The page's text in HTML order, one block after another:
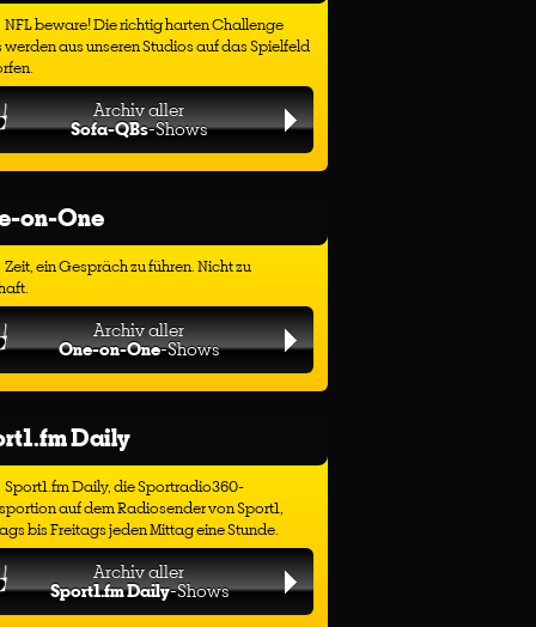
NFL beware! Die richtig harten Challenge
werden aus unseren Studios auf das Spielfeld
Archiv aller
Sofa-QBs-Shows
on-One
Zeit, ein Gespräch zu führen. Nicht zu
Archiv aller
One-on-One-Shows
Daily
Sport1.fm Daily, die Sportradio360-
auf dem Radiosender von Sport1,
bis Freitags jeden Mittag eine Stunde.
Archiv aller
Sport1.fm Daily-Shows